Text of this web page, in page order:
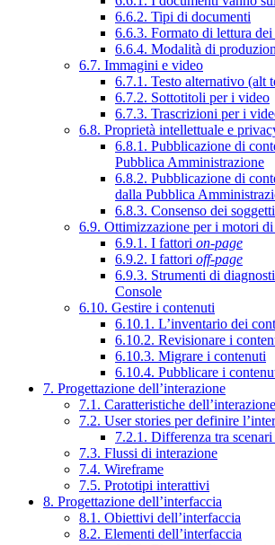
6.6.2. Tipi di documenti
6.6.3. Formato di lettura
6.6.4. Modalità di
6.7. Immagini e video
6.7.1. Testo alternativo (alt
6.7.2. Sottotitoli per i video
6.7.3. Trascrizioni per i
6.8. Proprietà intellettuale e
6.8.1. Pubblicazione di
Pubblica Amministrazione
6.8.2. Pubblicazione di
dalla Pubblica
6.8.3. Consenso dei
6.9. Ottimizzazione per i motori
6.9.1. I fattori on-page
6.9.2. I fattori off-page
6.9.3. Strumenti di
Console
6.10. Gestire i contenuti
6.10.1. L’inventario dei
6.10.2. Revisionare i
6.10.3. Migrare i contenuti
6.10.4. Pubblicare i
7. Progettazione dell’interazione
7.1. Caratteristiche dell’interazione
7.2. User stories per definire
7.2.1. Differenza tra scenari
7.3. Flussi di interazione
7.4. Wireframe
7.5. Prototipi interattivi
8. Progettazione dell’interfaccia
8.1. Obiettivi dell’interfaccia
8.2. Elementi dell’interfaccia